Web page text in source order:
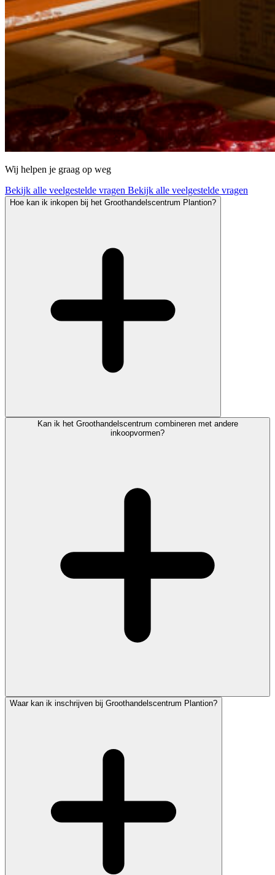
Wij helpen je graag op weg
Bekijk alle veelgestelde vragen Bekijk alle veelgestelde vragen
Hoe kan ik inkopen bij het Groothandelscentrum Plantion?
Kan ik het Groothandelscentrum combineren met andere
inkoopvormen?
Waar kan ik inschrijven bij Groothandelscentrum Plantion?